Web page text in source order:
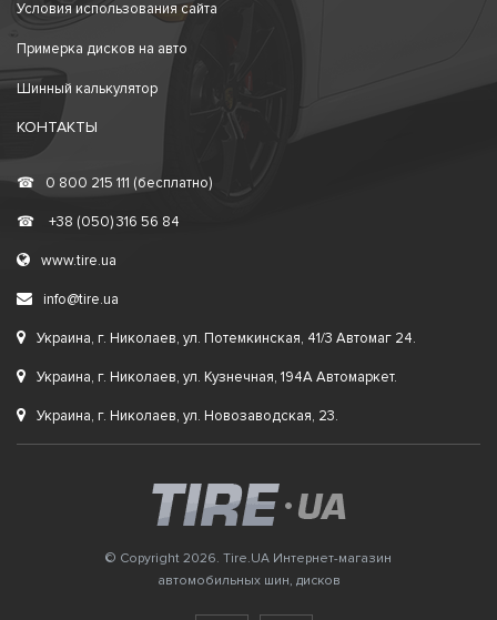
Условия использования сайта
Примерка дисков на авто
Шинный калькулятор
КОНТАКТЫ
☎ 0 800 215 111 (бесплатно)
☎ +38 (050) 316 56 84
www.tire.ua
info@tire.ua
Украина, г. Николаев, ул. Потемкинская, 41/3 Автомаг 24.
Украина, г. Николаев, ул. Кузнечная, 194А Автомаркет.
Украина, г. Николаев, ул. Новозаводская, 23.
© Copyright 2026. Tire.UA Интернет-магазин
автомобильных шин, дисков